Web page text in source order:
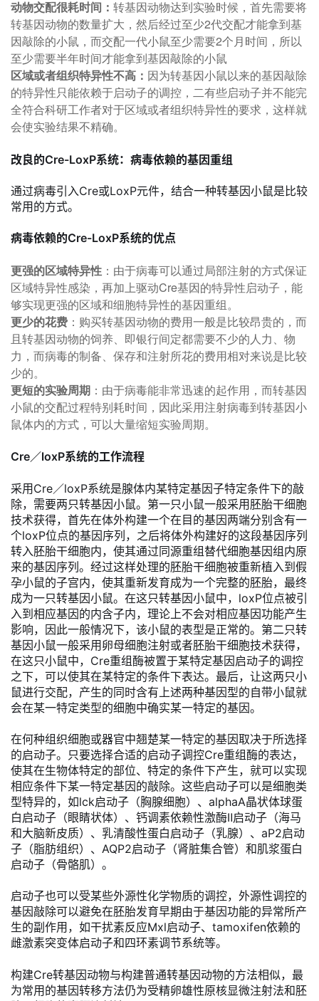
动物交配很耗时间： 转基因动物达到实验时候，首先需要将
转基因动物的数量扩大，然后经过至少2代交配才能拿到基
因敲除的小鼠，而交配一代小鼠至少需要2个月时间，所以
至少需要半年时间才能拿到基因敲除的小鼠
区域或者组织特异性不高： 因为转基因小鼠以来的基因敲除
的特异性只能依赖于启动子的调控，二有些启动子并不能完
全符合科研工作者对于区域或者组织特异性的要求，这样就
会使实验结果不精确。
改良的Cre-LoxP系统：病毒依赖的基因重组
通过病毒引入Cre或LoxP元件，结合一种转基因小鼠是比较
常用的方式。
病毒依赖的Cre-LoxP系统的优点
更强的区域特异性 ：由于病毒可以通过局部注射的方式保证
区域特异性感染，再加上驱动Cre基因的特异性启动子，能
够实现更强的区域和细胞特异性的基因重组。
更少的花费 ：购买转基因动物的费用一般是比较昂贵的，而
且转基因动物的饲养、即银行间定都需要不少的人力、物
力，而病毒的制备、保存和注射所花的费用相对来说是比较
少的。
更短的实验周期 ：由于病毒能非常迅速的起作用，而转基因
小鼠的交配过程特别耗时间，因此采用注射病毒到转基因小
鼠体内的方式，可以大量缩短实验周期。
Cre／loxP系统的工作流程
采用Cre／loxP系统是腺体内某特定基因子特定条件下的敲
除，需要两只转基因小鼠。第一只小鼠一般采用胚胎干细胞
技术获得，首先在体外构建一个在目的基因两端分别含有一
个loxP位点的基因序列，之后将体外构建好的这段基因序列
转入胚胎干细胞内，使其通过同源重组替代细胞基因组内原
来的基因序列。经过这样处理的胚胎干细胞被重新植入到假
孕小鼠的子宫内，使其重新发育成为一个完整的胚胎，最终
成为一只转基因小鼠。在这只转基因小鼠中，loxP位点被引
入到相应基因的内含子内，理论上不会对相应基因功能产生
影响，因此一般情况下，该小鼠的表型是正常的。第二只转
基因小鼠一般采用卵母细胞注射或者胚胎干细胞技术获得，
在这只小鼠中，Cre重组酶被置于某特定基因启动子的调控
之下，可以使其在某特定的条件下表达。最后，让这两只小
鼠进行交配，产生的同时含有上述两种基因型的自带小鼠就
会在某一特定类型的细胞中确实某一特定的基因。
在何种组织细胞或器官中翘楚某一特定的基因取决于所选择
的启动子。只要选择合适的启动子调控Cre重组酶的表达，
使其在生物体特定的部位、特定的条件下产生，就可以实现
相应条件下某一特定基因的敲除。这些启动子可以是细胞类
型特异的，如lck启动子（胸腺细胞）、alphaA晶状体球蛋
白启动子（眼睛状体）、钙调素依赖性激酶Ⅱ启动子（海马
和大脑新皮质）、乳清酸性蛋白启动子（乳腺）、aP2启动
子（脂肪组织）、AQP2启动子（肾脏集合管）和肌浆蛋白
启动子（骨骼肌）。
启动子也可以受某些外源性化学物质的调控，外源性调控的
基因敲除可以避免在胚胎发育早期由于基因功能的异常所产
生的副作用，如干扰素反应Mxl启动子、tamoxifen依赖的
雌激素突变体启动子和四环素调节系统等。
构建Cre转基因动物与构建普通转基因动物的方法相似，最
为常用的基因转移方法仍为受精卵雄性原核显微注射法和胚